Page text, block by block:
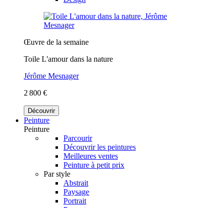
Œuvre de la semaine
Toile L'amour dans la nature
Jérôme Mesnager
2 800 €
Découvrir
Peinture
Peinture
Parcourir
Découvrir les peintures
Meilleures ventes
Peinture à petit prix
Par style
Abstrait
Paysage
Portrait